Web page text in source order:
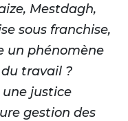
Mestdagh,
sous franchise,
un phénomène
travail ?
justice
gestion des